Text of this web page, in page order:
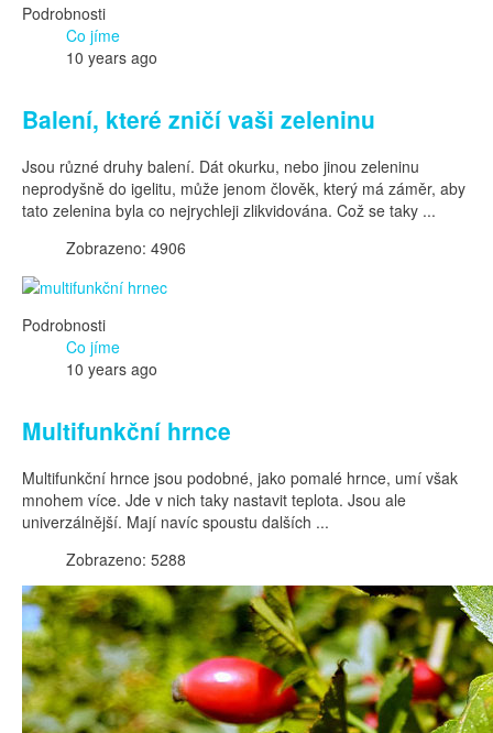
Podrobnosti
Co jíme
10 years ago
Balení, které zničí vaši zeleninu
Jsou různé druhy balení. Dát okurku, nebo jinou zeleninu
neprodyšně do igelitu, může jenom člověk, který má záměr, aby
tato zelenina byla co nejrychleji zlikvidována. Což se taky ...
Zobrazeno: 4906
Podrobnosti
Co jíme
10 years ago
Multifunkční hrnce
Multifunkční hrnce jsou podobné, jako pomalé hrnce, umí však
mnohem více. Jde v nich taky nastavit teplota. Jsou ale
univerzálnější. Mají navíc spoustu dalších ...
Zobrazeno: 5288